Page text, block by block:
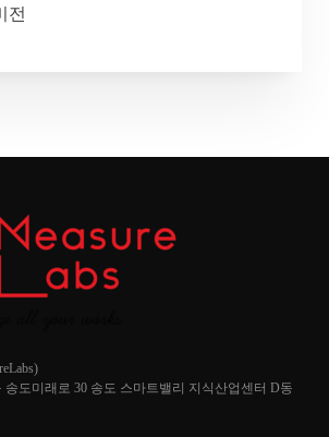
전
)
도미래로 30 송도 스마트밸리 지식산업센터 D동